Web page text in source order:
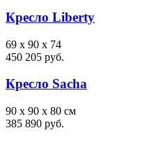
Кресло Liberty
69 x 90 x 74
450 205 руб.
Кресло Sacha
90 x 90 x 80 см
385 890 руб.